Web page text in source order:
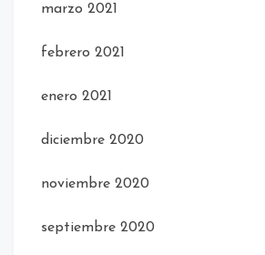
marzo 2021
febrero 2021
enero 2021
diciembre 2020
noviembre 2020
septiembre 2020